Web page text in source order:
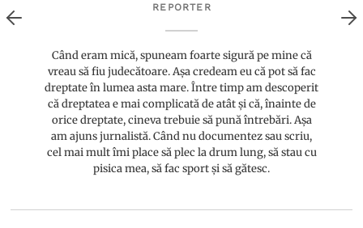
REPORTER
Când eram mică, spuneam foarte sigură pe mine că
vreau să fiu judecătoare. Așa credeam eu că pot să fac
dreptate în lumea asta mare. Între timp am descoperit
că dreptatea e mai complicată de atât și că, înainte de
orice dreptate, cineva trebuie să pună întrebări. Așa
am ajuns jurnalistă. Când nu documentez sau scriu,
cel mai mult îmi place să plec la drum lung, să stau cu
pisica mea, să fac sport și să gătesc.